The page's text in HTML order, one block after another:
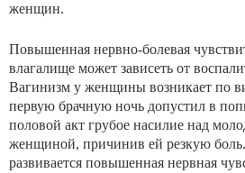
женщин.
Повышенная нервно-болевая
влагалище может зависеть от
Вагинизм у женщины возникает по
первую брачную ночь допустил в
половой акт грубое насилие над
женщиной, причинив ей резкую
развивается повышенная нервная